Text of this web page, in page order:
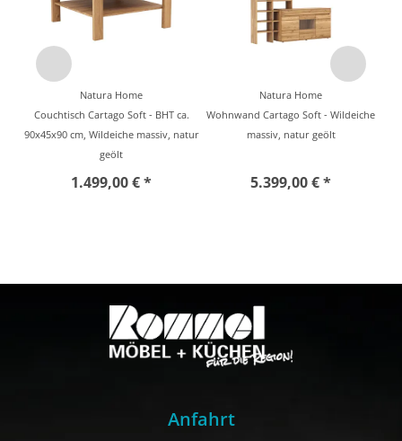
Natura Home
Couchtisch Cartago Soft - BHT ca.
90x45x90 cm, Wildeiche massiv, natur
geölt
1.499,00 € *
Natura Home
Wohnwand Cartago Soft - Wildeiche
massiv, natur geölt
5.399,00 € *
Anfahrt